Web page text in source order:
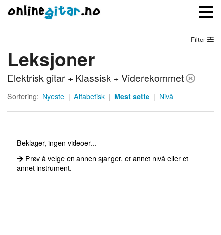
Meny
Logg inn
Filter
Leksjoner
Elektrisk gitar + Klassisk + Viderekommet
Sortering: Nyeste | Alfabetisk | Mest sette | Nivå
Beklager, ingen videoer...
Prøv å velge en annen sjanger, et annet nivå eller et
annet instrument.